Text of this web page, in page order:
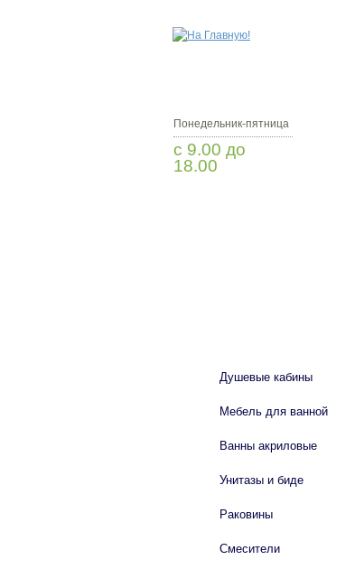
Понедельник-пятница
с 9.00 до
18.00
Душевые кабины
Мебель для ванной
Ванны акриловые
Унитазы и биде
Раковины
Смесители